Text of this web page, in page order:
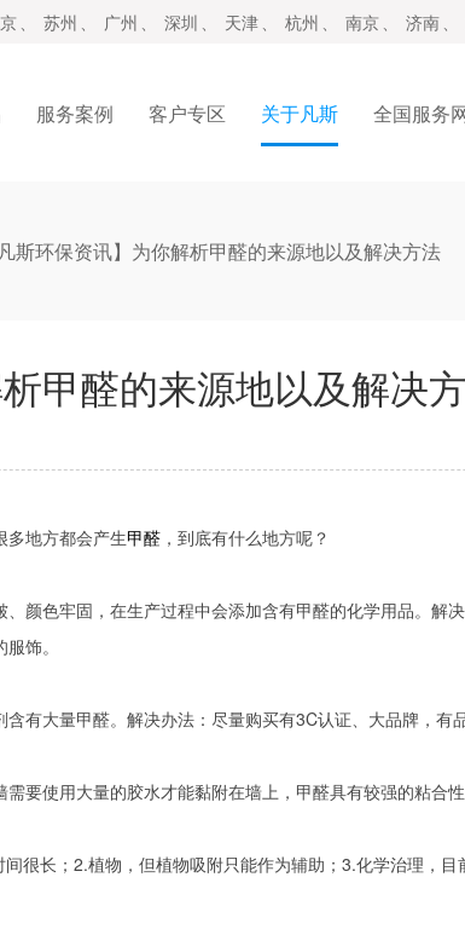
、 苏州 、 广州 、 深圳 、 天津 、 杭州 、 南京 、 济南 、
服务案例 客户专区 关于凡斯 全国服务
凡斯环保资讯】为你解析甲醛的来源地以及解决方法
甲醛的来源地以及解决
地方都会产生甲醛 ，到底有什么地方呢？
色牢固，在生产过程中会添加含有甲醛的化学用品。解
饰。
大量甲醛。解决办法：尽量购买有3C认证、大品牌，有
使用大量的胶水才能黏附在墙上，甲醛具有较强的粘合
长；2.植物，但植物吸附只能作为辅助；3.化学治理，